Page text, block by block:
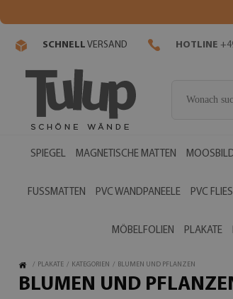
SCHNELL VERSAND HOTLINE
SPIEGEL MAGNETISCHE MATTEN
FUSSMATTEN PVC WANDPANEELE PVC
MÖBELFOLIEN PLAKATE
/ PLAKATE / KATEGORIEN / BLUMEN UND PFLANZEN
BLUMEN UND